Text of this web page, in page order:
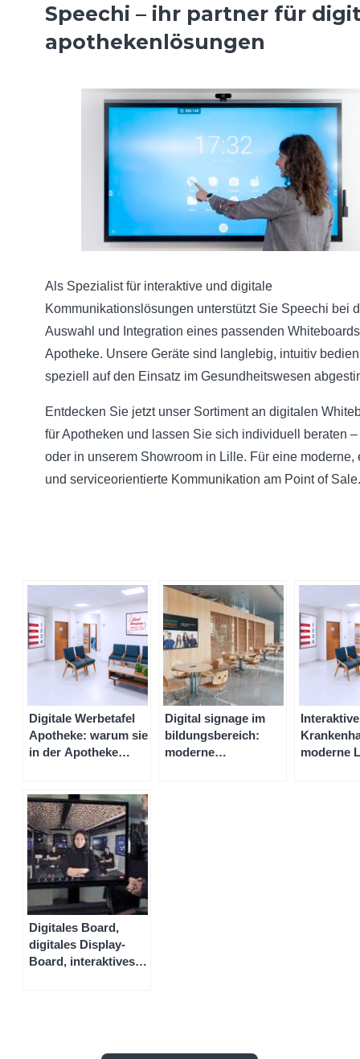
Speechi – ihr partner für
apothekenlösungen
Als Spezialist für interaktive und digitale
Kommunikationslösungen unterstützt Sie Speechi bei
Auswahl und Integration eines passenden
Apotheke. Unsere Geräte sind langlebig, intuitiv
speziell auf den Einsatz im Gesundheitswesen
Entdecken Sie jetzt unser Sortiment an digitalen
für Apotheken und lassen Sie sich individuell beraten
oder in unserem Showroom in Lille. Für eine moderne,
und serviceorientierte Kommunikation am Point of Sale.
Digitale Werbetafel
Apotheke: warum sie
in der Apotheke
Digital signage im
bildungsbereich:
moderne
moderne
Digitales Board,
digitales Display-
Board, interaktives